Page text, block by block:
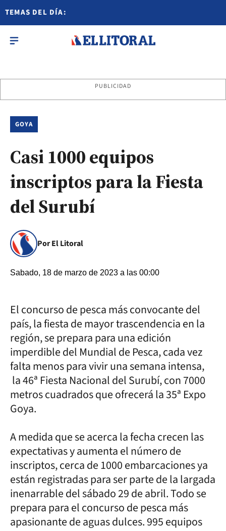
TEMAS DEL DÍA:
PUBLICIDAD
GOYA
Casi 1000 equipos
inscriptos para la Fiesta
del Surubí
Por El Litoral
Sabado, 18 de marzo de 2023 a las 00:00
El concurso de pesca más convocante del
país, la fiesta de mayor trascendencia en la
región, se prepara para una edición
imperdible del Mundial de Pesca, cada vez
falta menos para vivir una semana intensa,
la 46ª Fiesta Nacional del Surubí, con 7000
metros cuadrados que ofrecerá la 35ª Expo
Goya.
A medida que se acerca la fecha crecen las
expectativas y aumenta el número de
inscriptos, cerca de 1000 embarcaciones ya
están registradas para ser parte de la largada
inenarrable del sábado 29 de abril. Todo se
prepara para el concurso de pesca más
apasionante de aguas dulces. 995 equipos